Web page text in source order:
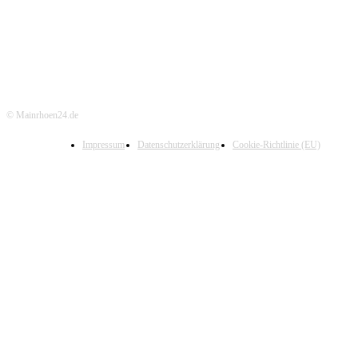
© Mainrhoen24.de
Impressum Datenschutzerklärung Cookie-Richtlinie (EU)